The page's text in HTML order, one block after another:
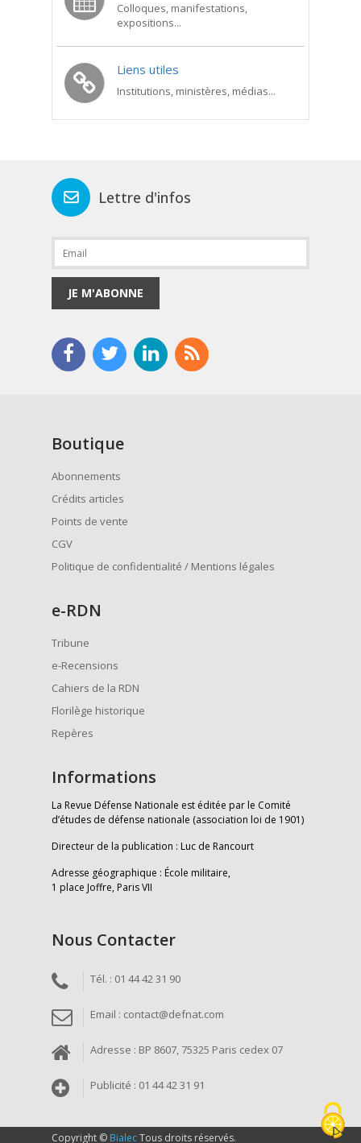
Colloques, manifestations,
expositions...
Liens utiles
Institutions, ministères, médias...
Lettre d'infos
JE M'ABONNE
Boutique
Abonnements
Crédits articles
Points de vente
CGV
Politique de confidentialité / Mentions légales
e-RDN
Tribune
e-Recensions
Cahiers de la RDN
Florilège historique
Repères
Informations
La Revue Défense Nationale est éditée par le Comité
d’études de défense nationale (association loi de 1901)
Directeur de la publication : Luc de Rancourt
Adresse géographique : École militaire,
1 place Joffre, Paris VII
Nous Contacter
Tél. : 01 44 42 31 90
Email : contact@defnat.com
Adresse : BP 8607, 75325 Paris cedex 07
Publicité : 01 44 42 31 91
Copyright © BialecTous droits réservés.